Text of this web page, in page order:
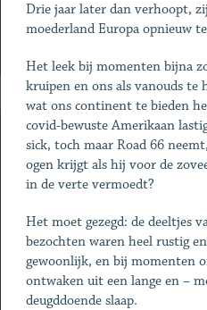
Drie jaar later dan verhoopt,
moederland Europa opnieuw
Het leek bij momenten bijna
kruipen en ons als vanouds
wat ons continent te bieden
covid-bewuste Amerikaan
sick, toch maar Road 66
ogen krijgt als hij voor de
in de verte vermoedt?
Het moet gezegd: de deeltjes
bezochten waren heel rustig
gewoonlijk, en bij momenten
ontwaken uit een lange en –
deugddoende slaap.